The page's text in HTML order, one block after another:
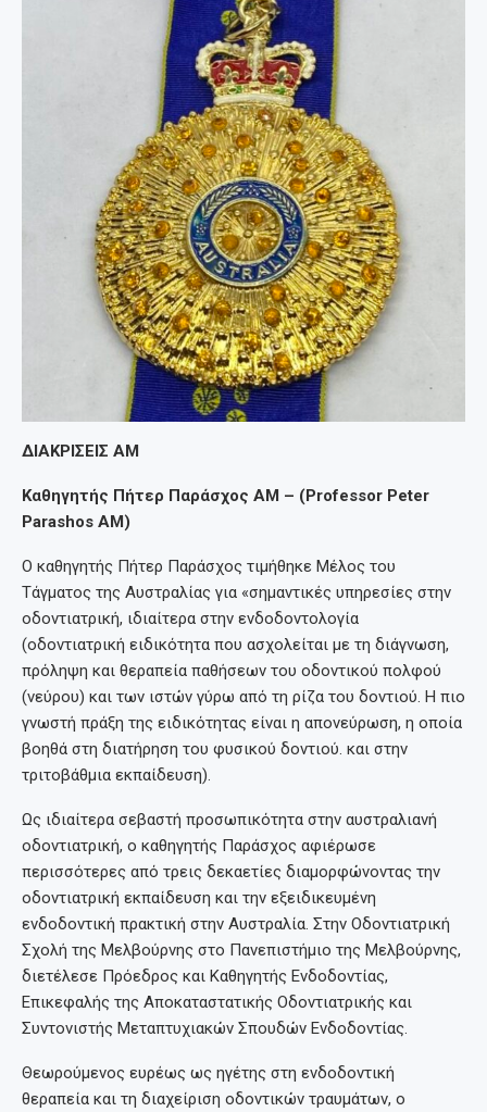
ΔΙΑΚΡΙΣΕΙΣ ΑΜ
Καθηγητής Πήτερ Παράσχος ΑΜ – (Professor Peter
Parashos AM)
Ο καθηγητής Πήτερ Παράσχος τιμήθηκε Μέλος του
Τάγματος της Αυστραλίας για «σημαντικές υπηρεσίες στην
οδοντιατρική, ιδιαίτερα στην ενδοδοντολογία
(οδοντιατρική ειδικότητα που ασχολείται με τη διάγνωση,
πρόληψη και θεραπεία παθήσεων του οδοντικού πολφού
(νεύρου) και των ιστών γύρω από τη ρίζα του δοντιού. Η πιο
γνωστή πράξη της ειδικότητας είναι η απονεύρωση, η οποία
βοηθά στη διατήρηση του φυσικού δοντιού. και στην
τριτοβάθμια εκπαίδευση).
Ως ιδιαίτερα σεβαστή προσωπικότητα στην αυστραλιανή
οδοντιατρική, ο καθηγητής Παράσχος αφιέρωσε
περισσότερες από τρεις δεκαετίες διαμορφώνοντας την
οδοντιατρική εκπαίδευση και την εξειδικευμένη
ενδοδοντική πρακτική στην Αυστραλία. Στην Οδοντιατρική
Σχολή της Μελβούρνης στο Πανεπιστήμιο της Μελβούρνης,
διετέλεσε Πρόεδρος και Καθηγητής Ενδοδοντίας,
Επικεφαλής της Αποκαταστατικής Οδοντιατρικής και
Συντονιστής Μεταπτυχιακών Σπουδών Ενδοδοντίας.
Θεωρούμενος ευρέως ως ηγέτης στη ενδοδοντική
θεραπεία και τη διαχείριση οδοντικών τραυμάτων, ο